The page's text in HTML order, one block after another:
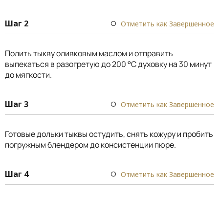
Шаг 2 Отметить как Завершенное
Полить тыкву оливковым маслом и отправить
выпекаться в разогретую до 200 °С духовку на 30 минут
до мягкости.
Шаг 3 Отметить как Завершенное
Готовые дольки тыквы остудить, снять кожуру и пробить
погружным блендером до консистенции пюре.
Шаг 4 Отметить как Завершенное